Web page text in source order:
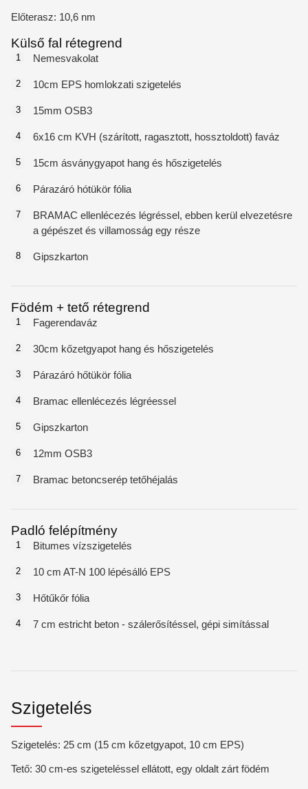
Előterasz: 10,6 nm
Külső fal rétegrend
1 Nemesvakolat
2 10cm EPS homlokzati szigetelés
3 15mm OSB3
4 6x16 cm KVH (szárított, ragasztott, hossztoldott) faváz
5 15cm ásványgyapot hang és hőszigetelés
6 Párazáró hótükör fólia
7
BRAMAC ellenlécezés légréssel, ebben kerül elvezetésre
a gépészet és villamosság egy része
8 Gipszkarton
Födém + tető rétegrend
1 Fagerendaváz
2 30cm kőzetgyapot hang és hőszigetelés
3 Párazáró hőtükör fólia
4 Bramac ellenlécezés légréessel
5 Gipszkarton
6 12mm OSB3
7 Bramac betoncserép tetőhéjalás
Padló felépítmény
1 Bitumes vízszigetelés
2 10 cm AT-N 100 lépésálló EPS
3 Hőtűkőr fólia
4 7 cm estricht beton - szálerősítéssel, gépi simítással
Szigetelés
Szigetelés: 25 cm (15 cm kőzetgyapot, 10 cm EPS)
Tető: 30 cm-es szigeteléssel ellátott, egy oldalt zárt födém